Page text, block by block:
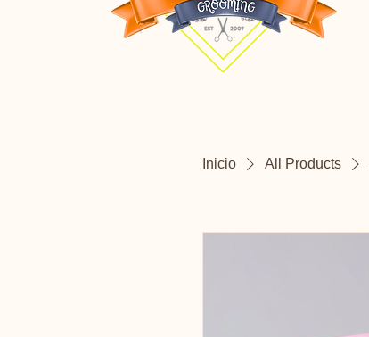
Inicio All Products